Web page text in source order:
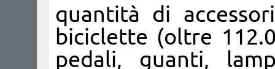
quantità di
biciclette (oltre
pedali, guanti,